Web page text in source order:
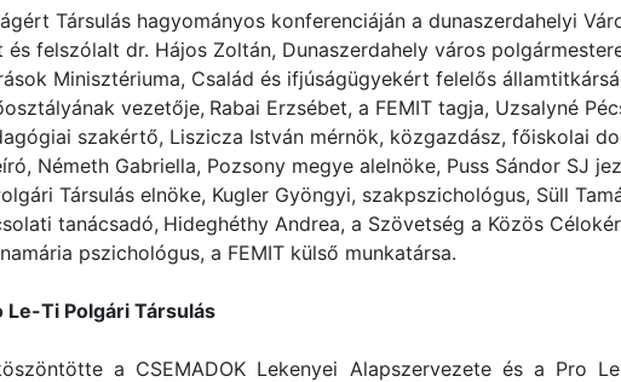
Társulás hagyományos konferenciáján a dunaszerdahelyi
felszólalt dr. Hájos Zoltán, Dunaszerdahely város
Minisztériuma, Család és ifjúságügyekért felelős
vezetője, Rabai Erzsébet, a FEMIT tagja, Uzsalyné
szakértő, Liszicza István mérnök, közgazdász, főiskolai
Németh Gabriella, Pozsony megye alelnöke, Puss Sándor SJ
Társulás elnöke, Kugler Gyöngyi, szakpszichológus, Süll
tanácsadó, Hideghéthy Andrea, a Szövetség a Közös
pszichológus, a FEMIT külső munkatársa.
Le-Ti Polgári Társulás
a CSEMADOK Lekenyei Alapszervezete és a Pro